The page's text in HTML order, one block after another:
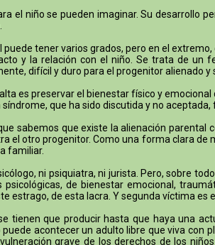
el niño se pueden imaginar. Su desarrollo
puede tener varios grados, pero en el
y la relación con el niño. Se trata de un
difícil y duro para el progenitor alienado
es preservar el bienestar físico y
síndrome, que ha sido discutida y no
sabemos que existe la alienación
el otro progenitor. Como una forma clara de
familiar.
ni psiquiatra, ni jurista. Pero, sobre
psicológicas, de bienestar emocional,
estrago, de esta lacra. Y segunda víctima es
tienen que producir hasta que haya una
acontecer un adulto libre que viva con
grave de los derechos de los